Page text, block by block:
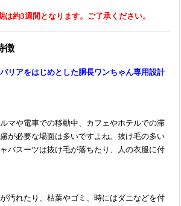
約3週間となります。ご了承ください。
徴
リアをはじめとした胴長ワンちゃん専用設計
マや電車での移動中、カフェやホテルでの滞
が必要な場面は多いですよね。 抜け毛の多い
バスーツは抜け毛が落ちたり、人の衣服に付
汚れたり、枯葉やゴミ、時にはダニなどを付